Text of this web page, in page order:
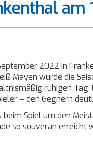
am
2022 in
Mayen wurde die
ruhigen Tag.
– den Gegnern
Spiel um den
so souverän erreicht